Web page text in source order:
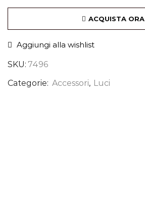
ACQUISTA ORA
Aggiungi alla wishlist
SKU: 7496
Categorie: Accessori, Luci